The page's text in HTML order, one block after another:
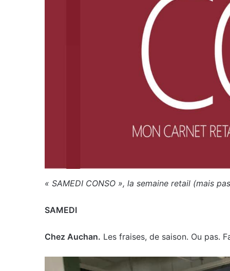
« SAMEDI CONSO », la semaine retail (mais
SAMEDI
Chez Auchan. Les fraises, de saison. Ou pas.